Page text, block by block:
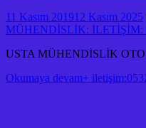
11 Kasım 201912 Kasım 2025
MÜHENDİSLİK: İLETİŞİM:
USTA MÜHENDİSLİK
Okumaya devam+